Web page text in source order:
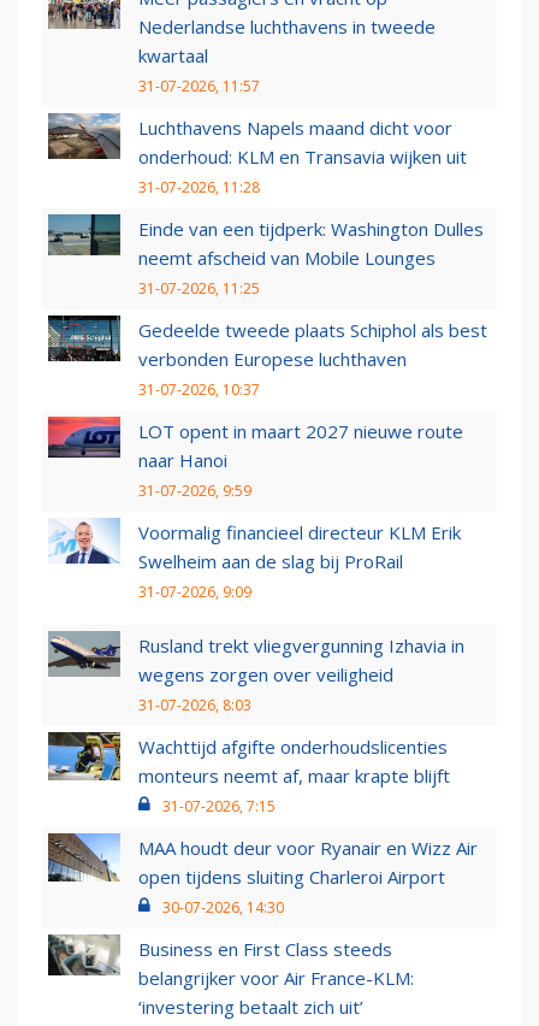
Nederlandse luchthavens in tweede
kwartaal
31-07-2026, 11:57
Luchthavens Napels maand dicht voor
onderhoud: KLM en Transavia wijken uit
31-07-2026, 11:28
Einde van een tijdperk: Washington Dulles
neemt afscheid van Mobile Lounges
31-07-2026, 11:25
Gedeelde tweede plaats Schiphol als best
verbonden Europese luchthaven
31-07-2026, 10:37
LOT opent in maart 2027 nieuwe route
naar Hanoi
31-07-2026, 9:59
Voormalig financieel directeur KLM Erik
Swelheim aan de slag bij ProRail
31-07-2026, 9:09
Rusland trekt vliegvergunning Izhavia in
wegens zorgen over veiligheid
31-07-2026, 8:03
Wachttijd afgifte onderhoudslicenties
monteurs neemt af, maar krapte blijft
31-07-2026, 7:15
MAA houdt deur voor Ryanair en Wizz Air
open tijdens sluiting Charleroi Airport
30-07-2026, 14:30
Business en First Class steeds
belangrijker voor Air France-KLM:
‘investering betaalt zich uit’